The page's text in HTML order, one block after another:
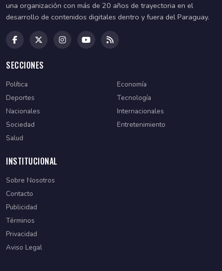
una organización con más de 20 años de trayectoria en el
desarrollo de contenidos digitales dentro y fuera del Paraguay.
SECCIONES
Política
Economía
Deportes
Tecnología
Nacionales
Internacionales
Sociedad
Entretenimiento
Salud
INSTITUCIONAL
Sobre Nosotros
Contacto
Publicidad
Términos
Privacidad
Aviso Legal